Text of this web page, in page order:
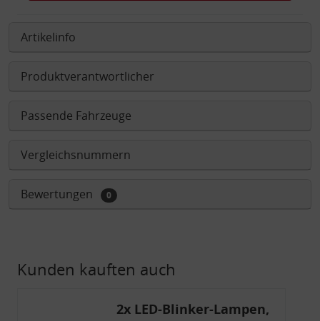
Artikelinfo
Produktverantwortlicher
Passende Fahrzeuge
Vergleichsnummern
Bewertungen 0
Kunden kauften auch
2x LED-Blinker-Lampen,